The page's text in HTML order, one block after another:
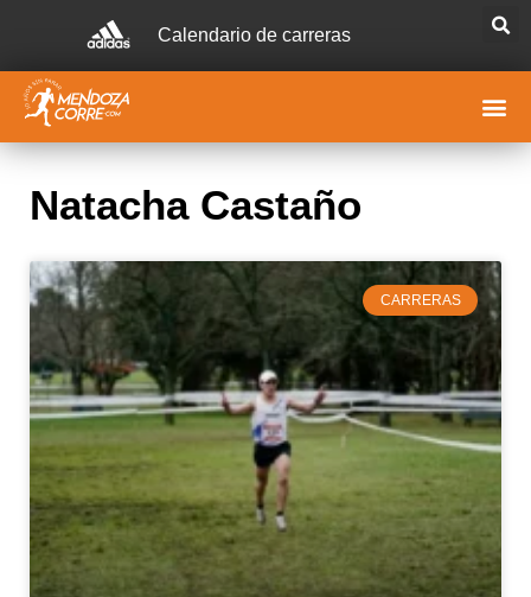
Calendario de carreras
Natacha Castaño
CARRERAS